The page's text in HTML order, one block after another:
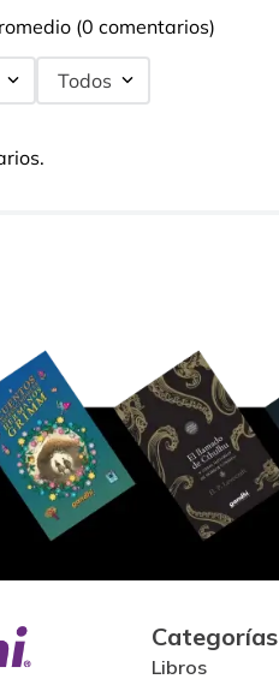
(0 comentarios)
Todos
Categorías
Libros